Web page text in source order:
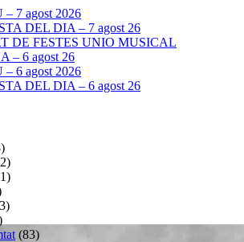
7 agost 2026
DEL DIA – 7 agost 26
DE FESTES UNIO MUSICAL
– 6 agost 26
6 agost 2026
DEL DIA – 6 agost 26
(83)